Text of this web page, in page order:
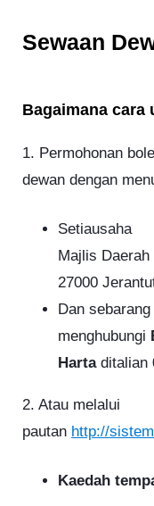
Sewaan
Bagaimana cara
1. Permohonan
dewan dengan
Setiausaha
Majlis
27000
Dan
menghubungi
Hartaditalian
2. Atau melalui
pautan http://
Kaedah